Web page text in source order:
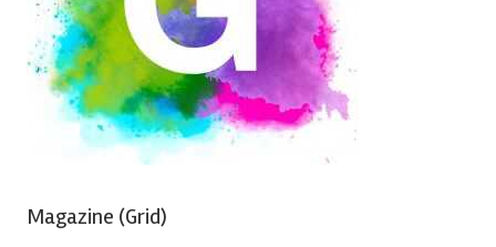
Magazine (Grid)